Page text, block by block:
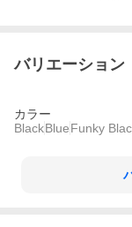
バリエーション
カラー
BlackBlueFunky